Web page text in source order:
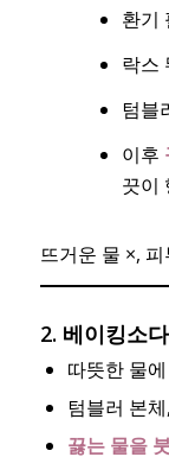
환기
락스
텀블
이후
끗이
뜨거운 물 ×,
2. 베이킹소
따뜻한 물
텀블러 본
끓는 물을